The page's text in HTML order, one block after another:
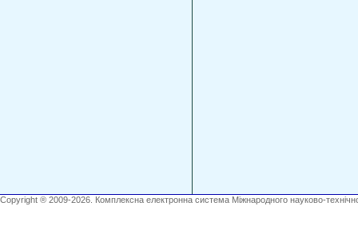
Copyright ® 2009-2026. Комплексна електронна система Міжнародного науково-